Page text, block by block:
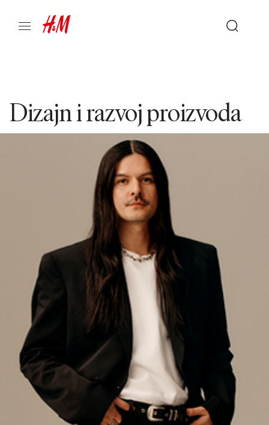
Dizajn i razvoj proizvoda